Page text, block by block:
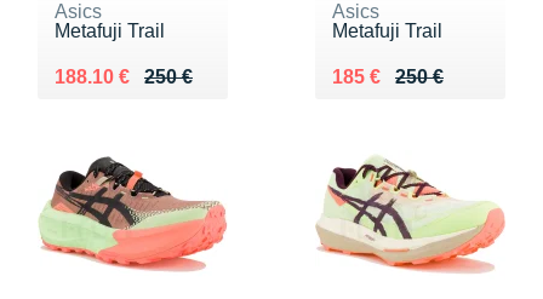
Asics
Metafuji Trail
250 €
Au lieu de 250 €
188.10 €
Vendu 188.10 €
Asics
Metafuji Trail
250 €
Au lieu de 250 €
185 €
Vendu 185 €